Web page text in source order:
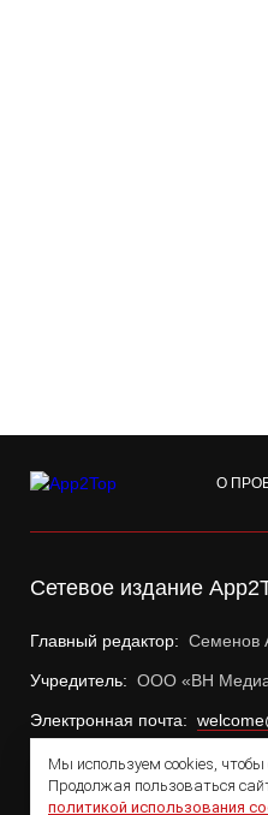
О
Сетевое издание
Главный редактор: Семенов
Учредитель: ООО «ВН Медиа
Электронная почта:
Мы используем cookies,
Продолжая пользоваться
политикой использования